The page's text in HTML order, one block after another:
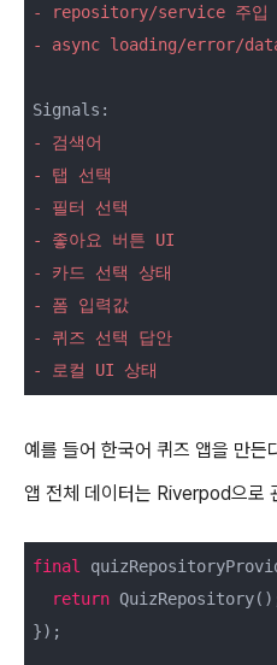
- repository/service 주입
- async loading/error/
- 검색어
- 탭 선택
- 필터 선택
- 좋아요 버튼 UI
- 카드 선택 상태
- 폼 입력값
- 퀴즈 선택 답안
- 로컬 UI 상태
예를 들어 한국어 퀴즈 앱을 만든
앱 전체 데이터는 Riverpod으로
final
return
});